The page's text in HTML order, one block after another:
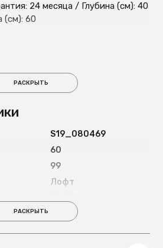
24 месяца / Глубина (см): 40
60
РАСКРЫТЬ
S19_080469
60
99
Лофт
коричневый
МДФ, Металл
РАСКРЫТЬ